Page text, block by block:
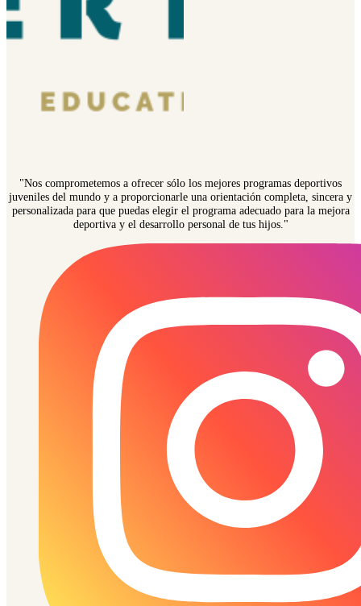
"Nos comprometemos a ofrecer sólo los mejores programas deportivos
juveniles del mundo y a proporcionarle una orientación completa, sincera y
personalizada para que puedas elegir el programa adecuado para la mejora
deportiva y el desarrollo personal de tus hijos."